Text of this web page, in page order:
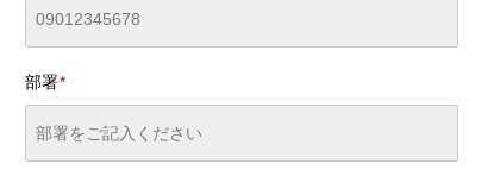
部署*